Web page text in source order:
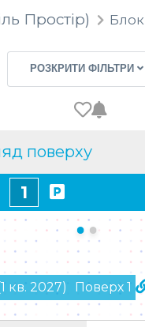
Простір) Блок
РОЗКРИТИ ФІЛЬТРИ
поверху
1
кв. 2027) Поверх 1